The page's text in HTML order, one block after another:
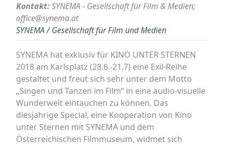
Kontakt:SYNEMA - Gesellschaft für Film & Medien;
office@synema.at
SYNEMA / Gesellschaft für Film und Medien
SYNEMA hat exklusiv für KINO UNTER STERNEN
2018 am Karlsplatz (28.6.-21.7) eine Exil-Reihe
gestaltet und freut sich sehr unter dem Motto
„Singen und Tanzen im Film“ in eine audio-visuelle
Wunderwelt eintauchen zu können. Das
diesjährige Special, eine Kooperation von Kino
unter Sternen mit SYNEMA und dem
Österreichischen Filmmuseum, widmet sich